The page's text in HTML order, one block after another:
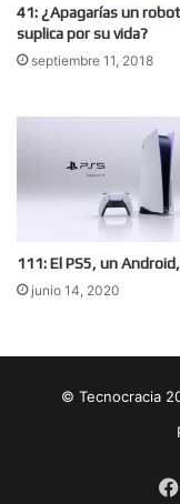
41: ¿Apagarías un
suplica por su vida?
septiembre 11, 2018
111: El PS5, un
junio 14, 2020
© Tecnocracia